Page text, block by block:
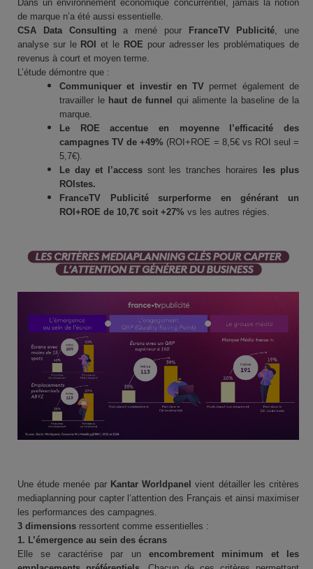
Dans un environnement économique concurrentiel, jamais la notion
de marque n’a été aussi essentielle.
CSA Data Consulting a mené pour FranceTV Publicité, une
analyse sur le ROI et le ROE pour adresser les problématiques de
revenus à court et moyen terme.
L’étude démontre que :
Communiquer et investir en TV permet également de
travailler le haut de funnel qui alimente la baseline de la
marque.
Le ROE accentue en moyenne l’efficacité des
campagnes TV de +49% (ROI+ROE = 8,5€ vs ROI seul =
5,7€).
Le day et l’accesssont les tranches horaires
les plus
ROIstes.
FranceTV Publicité surperforme en générant un
ROI+ROE de 10,7€ soit +27% vs les autres régies.
Une étude menée par Kantar Worldpanel vient détailler les critères
mediaplanning pour capter l’attention des Français et ainsi maximiser
les performances des campagnes.
3 dimensions ressortent comme essentielles :
1. L’émergence au sein des écrans
Elle se caractérise par un encombrement minimum et les